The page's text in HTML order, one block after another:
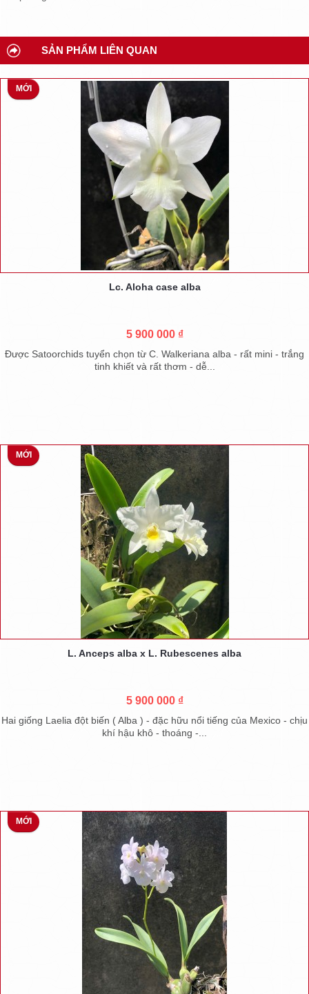
SẢN PHẨM LIÊN QUAN
MỚI
Lc. Aloha case alba
5 900 000 ₫
Được Satoorchids tuyển chọn từ C. Walkeriana alba - rất mini - trắng
tinh khiết và rất thơm - dễ...
MỚI
L. Anceps alba x L. Rubescenes alba
5 900 000 ₫
Hai giống Laelia đột biến ( Alba ) - đặc hữu nổi tiếng của Mexico - chịu
khí hậu khô - thoáng -...
MỚI